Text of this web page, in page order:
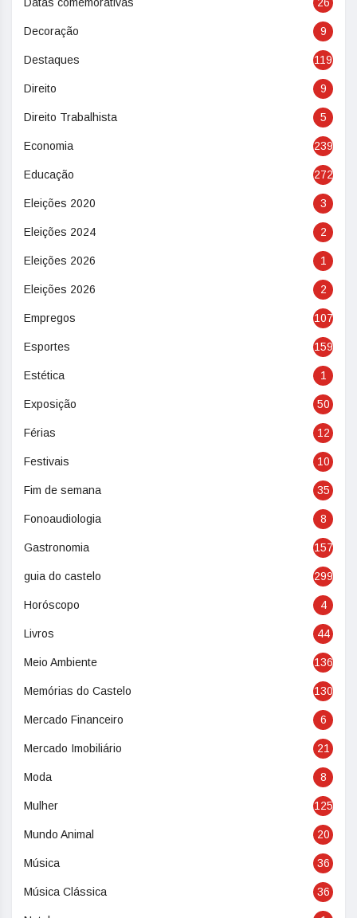
Decoração 9
Destaques 119
Direito 9
Direito Trabalhista 5
Economia 239
Educação 272
Eleições 2020 3
Eleições 2024 2
Eleições 2026 1
Eleições 2026 2
Empregos 107
Esportes 159
Estética 1
Exposição 50
Férias 12
Festivais 10
Fim de semana 35
Fonoaudiologia 8
Gastronomia 157
guia do castelo 299
Horóscopo 4
Livros 44
Meio Ambiente 136
Memórias do Castelo 130
Mercado Financeiro 6
Mercado Imobiliário 21
Moda 8
Mulher 125
Mundo Animal 20
Música 36
Música Clássica 36